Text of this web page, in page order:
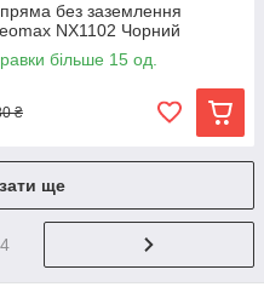
без заземлення
NX1102 Чорний
більше 15 од.
₴
ще